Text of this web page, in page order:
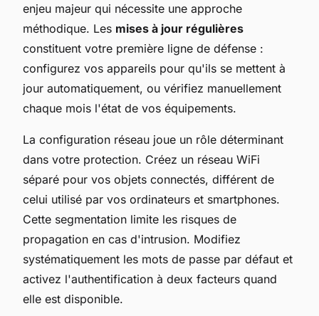
enjeu majeur qui nécessite une approche
méthodique. Les mises à jour régulières
constituent votre première ligne de défense :
configurez vos appareils pour qu'ils se mettent à
jour automatiquement, ou vérifiez manuellement
chaque mois l'état de vos équipements.
La configuration réseau joue un rôle déterminant
dans votre protection. Créez un réseau WiFi
séparé pour vos objets connectés, différent de
celui utilisé par vos ordinateurs et smartphones.
Cette segmentation limite les risques de
propagation en cas d'intrusion. Modifiez
systématiquement les mots de passe par défaut et
activez l'authentification à deux facteurs quand
elle est disponible.